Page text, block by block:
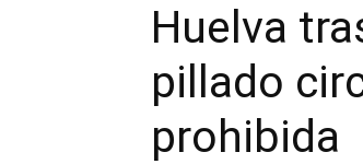
Huelva
pillado
prohibida